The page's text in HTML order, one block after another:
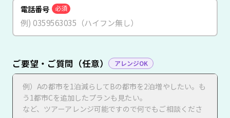
電話番号 必須
ご要望・ご質問（任意） アレンジOK